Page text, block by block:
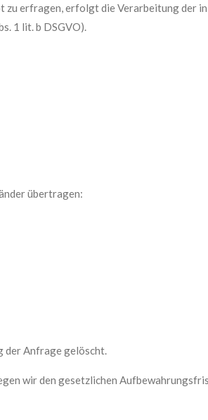
zu erfragen, erfolgt die Verarbeitung der
1 lit. b DSGVO).
übertragen:
der Anfrage gelöscht.
wir den gesetzlichen